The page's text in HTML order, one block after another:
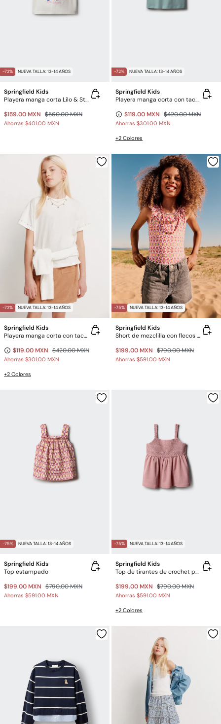
-72% NUEVA TALLA: 13-14 AÑOS
Springfield Kids
Playera manga corta Lilo & Stich para niña
$159.00 MXN $560.00 MXN
Ahorras $401.00 MXN
-72% NUEVA TALLA: 13-14 AÑOS
Springfield Kids
Playera manga corta con tachas para niña
$119.00 MXN $420.00 MXN
Ahorras $301.00 MXN
+2 Colores
-72% NUEVA TALLA: 13-14 AÑOS
Springfield Kids
Playera manga corta con tachas para niña
$119.00 MXN $420.00 MXN
Ahorras $301.00 MXN
+2 Colores
-75% NUEVA TALLA: 13-14 AÑOS
Springfield Kids
Short de mezclilla con flecos para niña
$199.00 MXN $790.00 MXN
Ahorras $591.00 MXN
-75% NUEVA TALLA: 13-14 AÑOS
Springfield Kids
Top estampado
$199.00 MXN $790.00 MXN
Ahorras $591.00 MXN
-75% NUEVA TALLA: 13-14 AÑOS
Springfield Kids
Top de tirantes de crochet para niña
$199.00 MXN $790.00 MXN
Ahorras $591.00 MXN
+2 Colores